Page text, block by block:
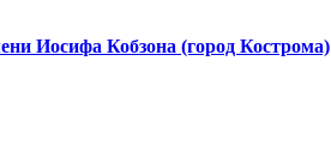
Иосифа Кобзона (город Кострома)